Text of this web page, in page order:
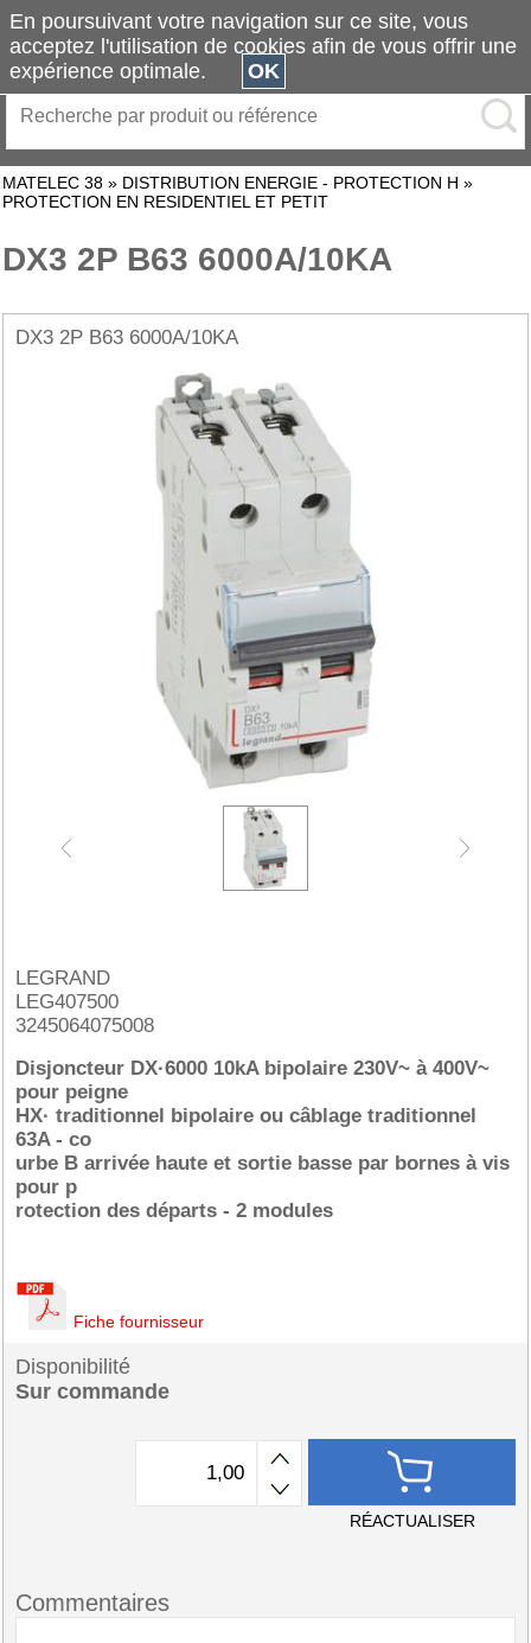
MATELEC 38 » DISTRIBUTION ENERGIE - PROTECTION H »
PROTECTION EN RESIDENTIEL ET PETIT
DX3 2P B63 6000A/10KA
DX3 2P B63 6000A/10KA
LEGRAND
LEG407500
3245064075008
Disjoncteur DX·6000 10kA bipolaire 230V~ à 400V~
pour peigne
HX· traditionnel bipolaire ou câblage traditionnel
63A - co
urbe B arrivée haute et sortie basse par bornes à vis
pour p
rotection des départs - 2 modules
Fiche fournisseur
Disponibilité
Sur commande
RÉACTUALISER
Commentaires
En poursuivant votre navigation sur ce site, vous
acceptez l'utilisation de cookies afin de vous offrir une
expérience optimale.
OK